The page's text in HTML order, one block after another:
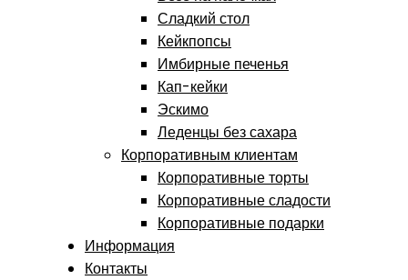
Сладкий стол
Кейкпопсы
Имбирные печенья
Кап-кейки
Эскимо
Леденцы без сахара
Корпоративным клиентам
Корпоративные торты
Корпоративные сладости
Корпоративные подарки
Информация
Контакты